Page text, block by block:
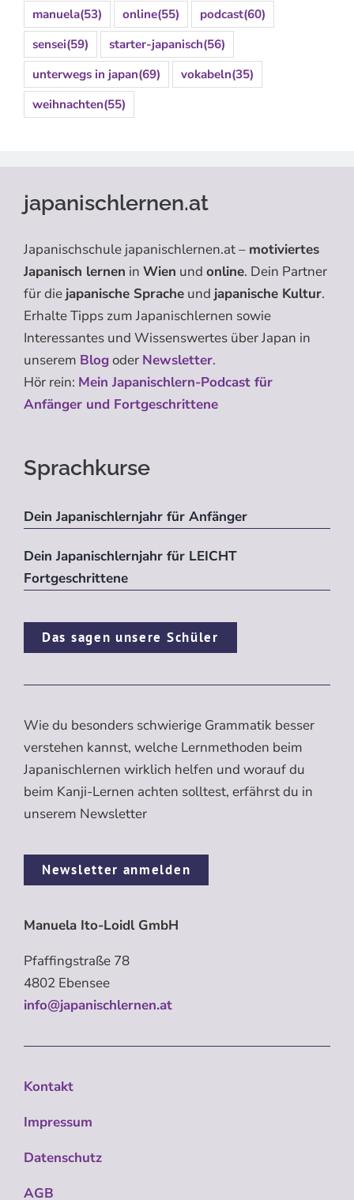
manuela(53) online(55) podcast(60)
sensei(59) starter-japanisch(56)
unterwegs in japan(69) vokabeln(35)
weihnachten(55)
japanischlernen.at
Japanischschule japanischlernen.at – motiviertes
Japanisch lernen in Wien und online. Dein Partner
für die japanische Sprache und japanische Kultur.
Erhalte Tipps zum Japanischlernen sowie
Interessantes und Wissenswertes über Japan in
unserem Blogoder Newsletter.
Hör rein: Mein Japanischlern-Podcast für
Anfänger und Fortgeschrittene
Sprachkurse
Dein Japanischlernjahr für Anfänger
Dein Japanischlernjahr für LEICHT
Fortgeschrittene
Das sagen unsere Schüler
Wie du besonders schwierige Grammatik besser
verstehen kannst, welche Lernmethoden beim
Japanischlernen wirklich helfen und worauf du
beim Kanji-Lernen achten solltest, erfährst du in
unserem Newsletter
Newsletter anmelden
Manuela Ito-Loidl GmbH
Pfaffingstraße 78
4802 Ebensee
info@japanischlernen.at
Kontakt
Impressum
Datenschutz
AGB